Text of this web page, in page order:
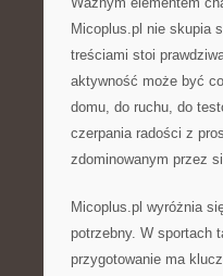
Micoplus.pl nie skupia
treściami stoi
aktywność może być
domu, do ruchu, do
czerpania radości z
zdominowanym przez
Micoplus.pl wyróżnia
potrzebny. W sportach
przygotowanie ma